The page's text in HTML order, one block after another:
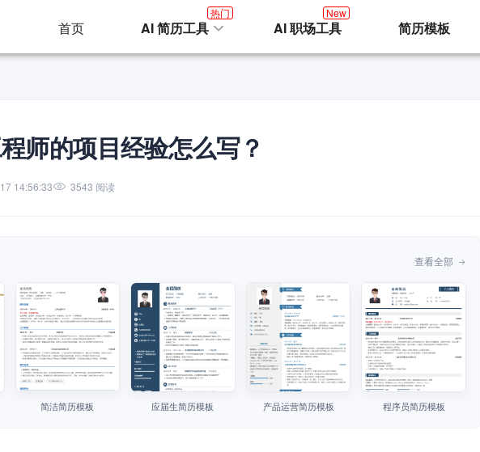
首页 AI 简历工具
热门
AI 职场工具
New
简历模板
师的项目经验怎么写？
14:56:33 3543 阅读
查看全部
简洁简历模板 应届生简历模板 产品运营简历模板 程序员简历模板